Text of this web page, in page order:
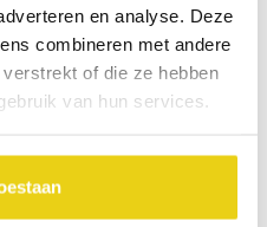
en analyse. Deze
combineren met andere
of die ze hebben
van hun services.